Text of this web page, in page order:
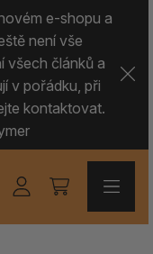
e-shopu a
není vše
všech článků a
v pořádku, při
kontaktovat.